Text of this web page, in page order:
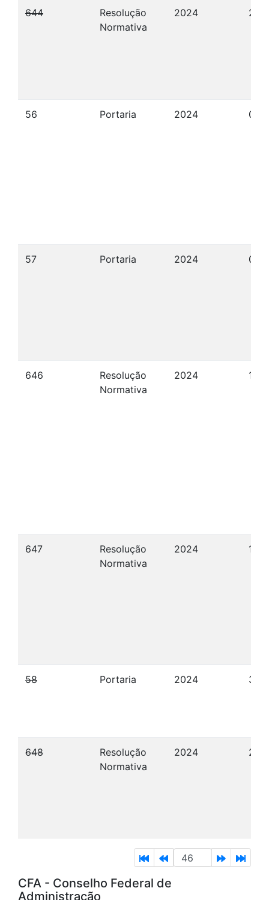
644
Resolução
Normativa
2024 26/
56 Portaria 2024 09/
57 Portaria 2024 09/
646
Resolução
Normativa
2024 12/
647
Resolução
Normativa
2024 15/
58 Portaria 2024 30/
648
Resolução
Normativa
2024 22/
CFA - Conselho Federal de
Administração